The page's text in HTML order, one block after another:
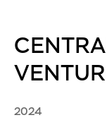
2024